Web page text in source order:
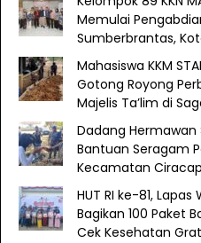
Memulai
Sumberbrantas,
Mahasiswa KKM
Gotong Royong
Majelis Ta’lim di
Dadang Hermawan
Bantuan Seragam
Kecamatan Ciracap
HUT RI ke-81,
Bagikan 100 Paket
Cek Kesehatan